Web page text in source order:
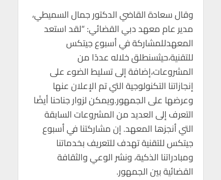
وقال سعادة القاضي الدكتور جمال السميطي،
مدير عام معهد دبي القضائي: “لقد استعد
المعهدللمشاركة في أسبوع جيتكس
للتقنية،حيثسنطلق خلاله عددًا من
المشروعات،إضافة إلى تسليط الضوء على
إنجازاتنا التكنولوجية التي تم الإعلان عنها
وعرضها على الجمهور.ويمكن لزوار جناحنا أيضًا
التعرف إلى العديد من المشروعات السابقة
التي أنجزها المعهد. إن مشاركتنا في أسبوع
جيتكس للتقنية تهدف للتعريف بخدماتنا
ومبادراتنا الذكية، ونشر الوعي والثقافة
القضائية بين الجمهور.